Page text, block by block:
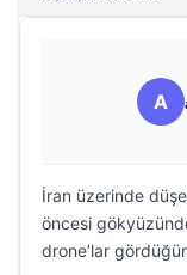
A
İran üzerinde
öncesi
drone’lar